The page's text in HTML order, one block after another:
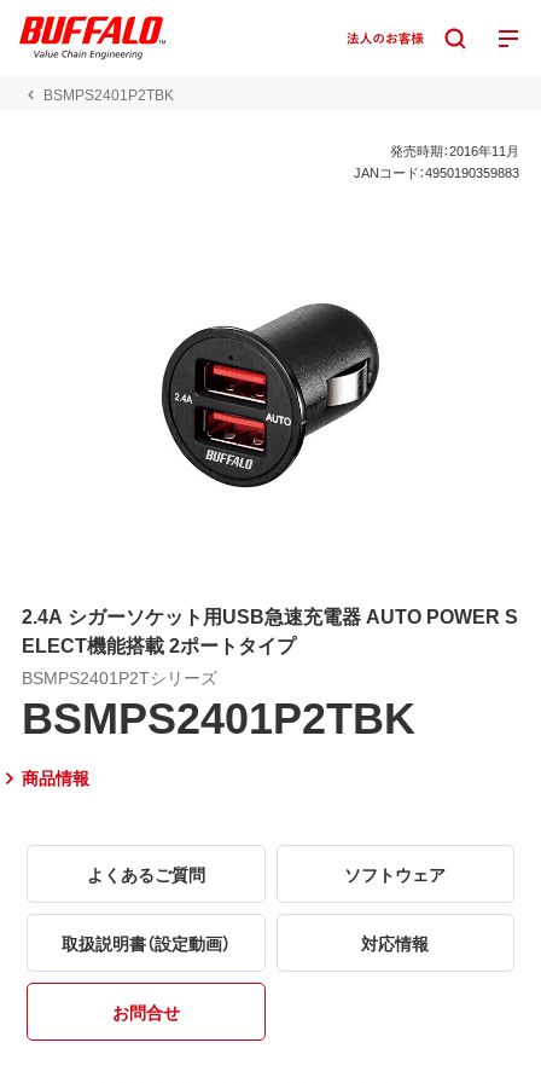
BSMPS2401P2TBK
発売時期：2016年11月
JANコード：4950190359883
2.4A シガーソケット用USB急速充電器 AUTO POWER S
ELECT機能搭載 2ポートタイプ
BSMPS2401P2Tシリーズ
BSMPS2401P2TBK
商品情報
よくあるご質問 ソフトウェア
取扱説明書（設定動画） 対応情報
お問合せ